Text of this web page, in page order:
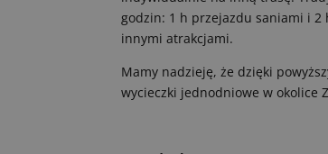
godzin: 1 h przejazdu saniami i 2
innymi atrakcjami.
Mamy nadzieję, że dzięki
wycieczki jednodniowe w okolice